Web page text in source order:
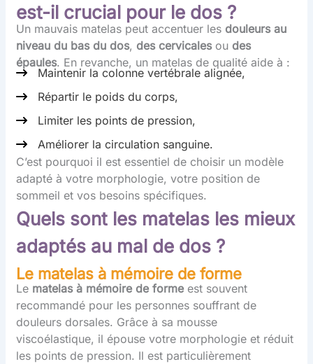
est-il crucial pour le dos ?
Un mauvais matelas peut accentuer les douleurs au
niveau du bas du dos, des cervicalesou des
épaules. En revanche, un matelas de qualité aide à :
Maintenir la colonne vertébrale alignée,
Répartir le poids du corps,
Limiter les points de pression,
Améliorer la circulation sanguine.
C’est pourquoi il est essentiel de choisir un modèle
adapté à votre morphologie, votre position de
sommeil et vos besoins spécifiques.
Quels sont les matelas les mieux
adaptés au mal de dos ?
Le matelas à mémoire de forme
Le matelas à mémoire de formeest souvent
recommandé pour les personnes souffrant de
douleurs dorsales. Grâce à sa mousse
viscoélastique, il épouse votre morphologie et réduit
les points de pression. Il est particulièrement